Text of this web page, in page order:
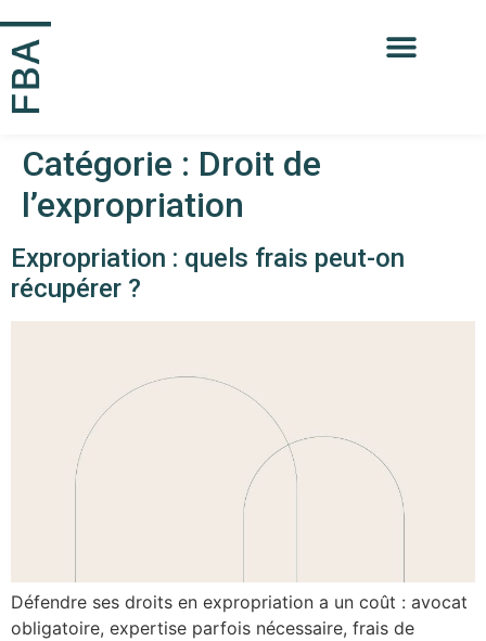
Catégorie : Droit de
l’expropriation
Expropriation : quels frais peut-on
récupérer ?
Défendre ses droits en expropriation a un coût : avocat
obligatoire, expertise parfois nécessaire, frais de